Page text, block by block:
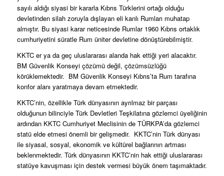
sayılı aldığı siyasi bir kararla Kıbrıs Türklerini ortağı olduğu
devletinden silah zoruyla dışlayan eli kanlı Rumları muhatap
almıştır. Bu siyasi karar neticesinde Rumlar 1960 Kıbrıs ortaklık
cumhuriyetini süratle Rum üniter devletine dönüştürebilmiştir.
KKTC er ya da geç uluslararası alanda hak ettiği yeri alacaktır.
BM Güvenlik Konseyi çözümü değil, çözümsüzlüğü
körüklemektedir. BM Güvenlik Konseyi Kıbrıs’ta Rum tarafına
konfor alanı yaratmaya devam etmektedir.
KKTC’nin, özellikle Türk dünyasının ayrılmaz bir parçası
olduğunun bilinciyle Türk Devletleri Teşkilatına gözlemci üyeliğinin
ardından KKTC Cumhuriyet Meclisinin de TÜRKPA’da gözlemci
statü elde etmesi önemli bir gelişmedir. KKTC’nin Türk dünyası
ile siyasal, sosyal, ekonomik ve kültürel bağlarının artması
beklenmektedir. Türk dünyasının KKTC’nin hak ettiği uluslararası
statüye kavuşması için destek vermesi büyük önem taşımaktadır.